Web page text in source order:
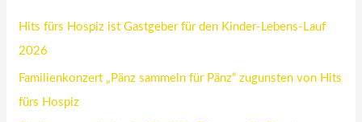
Hits fürs Hospiz ist Gastgeber für den Kinder-Lebens-Lauf
2026
Familienkonzert „Pänz sammeln für Pänz“ zugunsten von Hits
fürs Hospiz